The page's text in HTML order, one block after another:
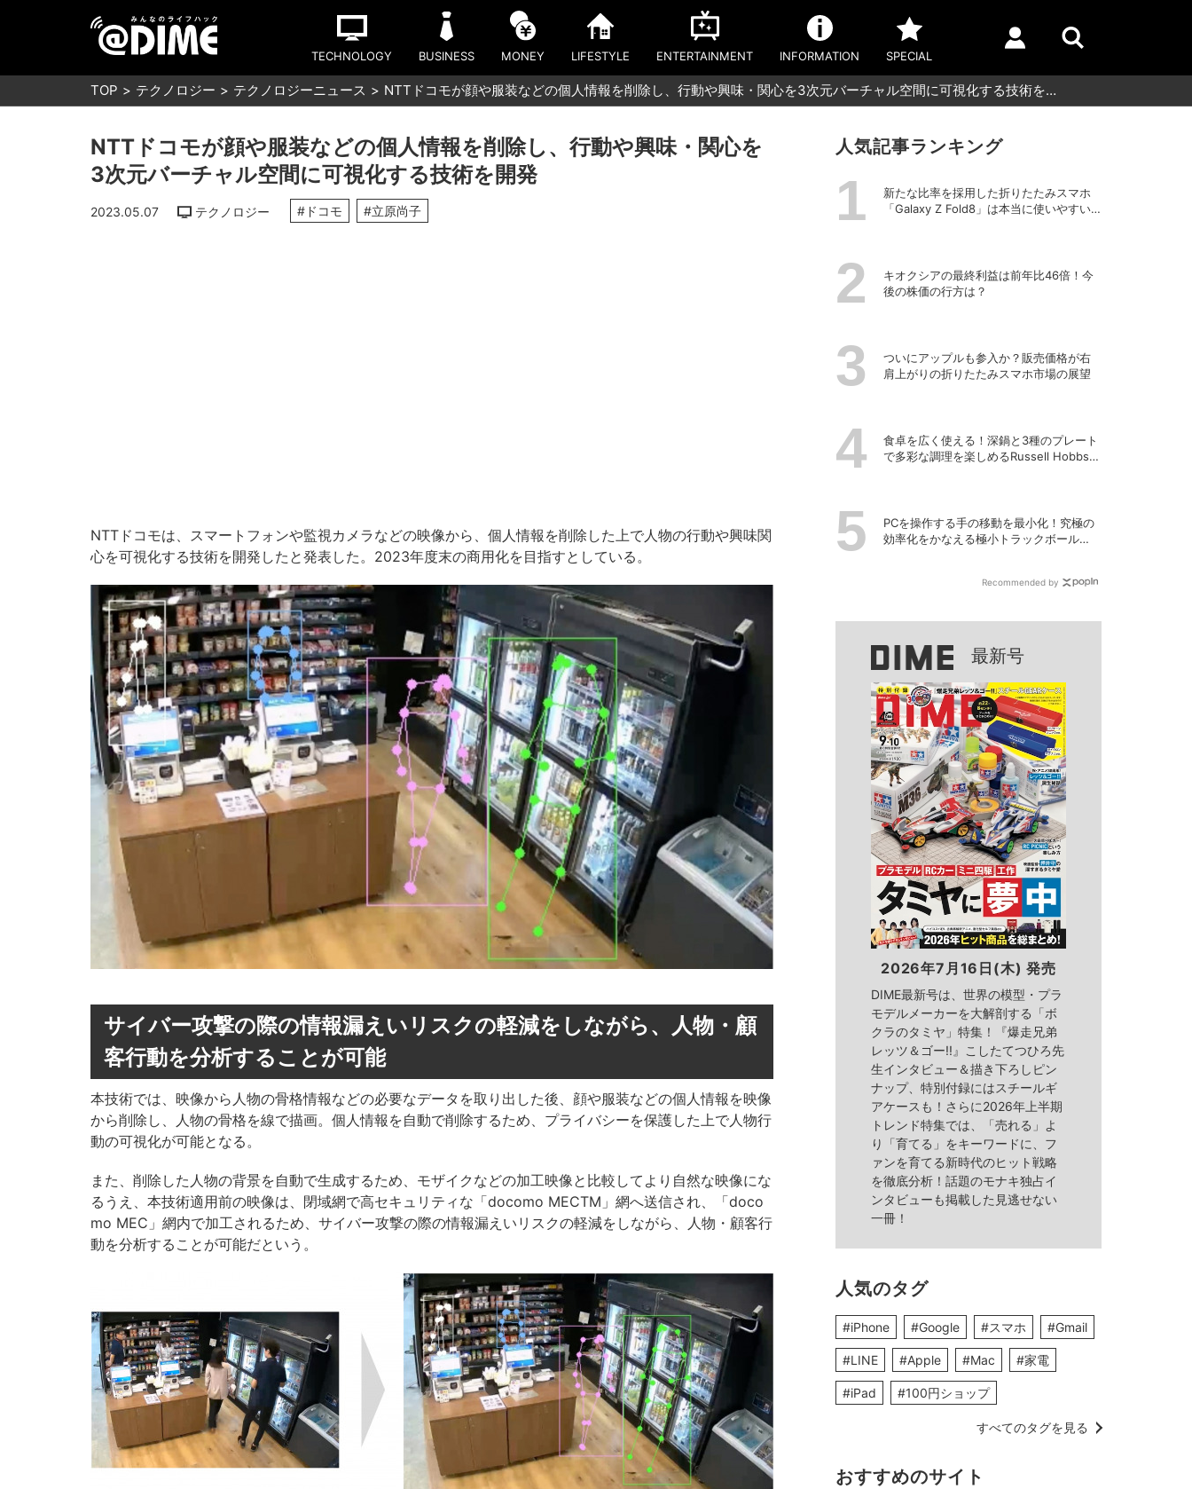
TECHNOLOGY BUSINESS MONEY LIFESTYLE ENTERTAINMENT INFORMATION SPECIAL
TOP テクノロジー テクノロジーニュース NTTドコモが顔や服装などの個人情報を削除し、行動や興味・関⼼を3次元バーチャル空間に可視化する技術を…
NTTドコモが顔や服装などの個人情報を削除し、行動や興味・関⼼を
3次元バーチャル空間に可視化する技術を開発
2023.05.07 テクノロジー #ドコモ #立原尚子
NTTドコモは、スマートフォンや監視カメラなどの映像から、個人情報を削除した上で人物の行動や興味関
心を可視化する技術を開発したと発表した。2023年度末の商用化を目指すとしている。
サイバー攻撃の際の情報漏えいリスクの軽減をしながら、人物・顧
客行動を分析することが可能
本技術では、映像から人物の骨格情報などの必要なデータを取り出した後、顔や服装などの個人情報を映像
から削除し、人物の骨格を線で描画。個人情報を自動で削除するため、プライバシーを保護した上で人物行
動の可視化が可能となる。
また、削除した人物の背景を自動で生成するため、モザイクなどの加工映像と比較してより自然な映像にな
るうえ、本技術適用前の映像は、閉域網で高セキュリティな「docomo MECTM」網へ送信され、「doco
mo MEC」網内で加工されるため、サイバー攻撃の際の情報漏えいリスクの軽減をしながら、人物・顧客行
動を分析することが可能だという。
人気記事ランキング
新たな比率を採用した折りたたみスマホ
「Galaxy Z Fold8」は本当に使いやすい
キオクシアの最終利益は前年比46倍！今
後の株価の行方は？
ついにアップルも参入か？販売価格が右
肩上がりの折りたたみスマホ市場の展望
食卓を広く使える！深鍋と3種のプレート
で多彩な調理を楽しめるRussell Hobbsの
PCを操作する手の移動を最小化！究極の
効率化をかなえる極小トラックボール
Recommended by
最新号
2026年7月16日(木) 発売
DIME最新号は、世界の模型・プラ
モデルメーカーを大解剖する「ボ
クラのタミヤ」特集！『爆走兄弟
レッツ＆ゴー!!』こしたてつひろ先
生インタビュー＆描き下ろしピン
ナップ、特別付録にはスチールギ
アケースも！さらに2026年上半期
トレンド特集では、「売れる」よ
り「育てる」をキーワードに、フ
ァンを育てる新時代のヒット戦略
を徹底分析！話題のモナキ独占イ
ンタビューも掲載した見逃せない
一冊！
人気のタグ
#iPhone #Google #スマホ #Gmail
#LINE #Apple #Mac #家電
#iPad #100円ショップ
すべてのタグを見る
おすすめのサイト